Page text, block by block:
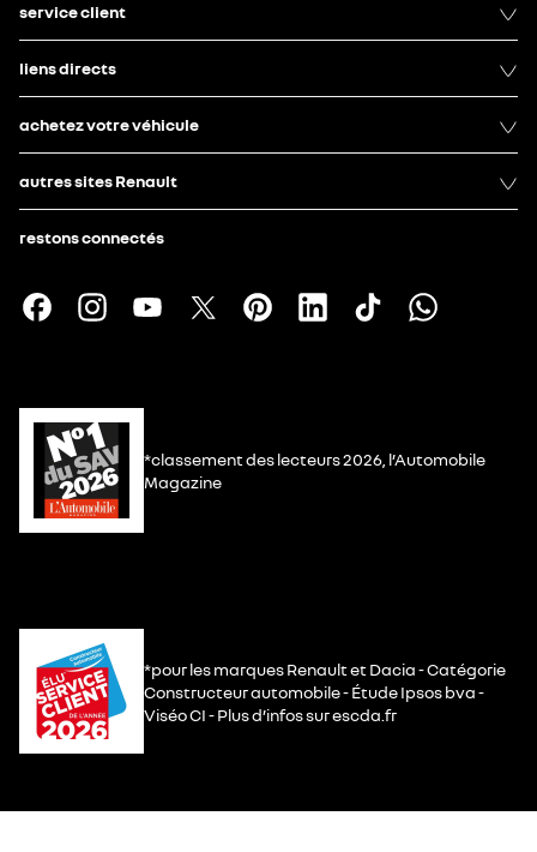
service client
liens directs
achetez votre véhicule
autres sites Renault
restons connectés
*classement des lecteurs 2026, l’Automobile
Magazine
*pour les marques Renault et Dacia - Catégorie
Constructeur automobile - Étude Ipsos bva -
Viséo CI - Plus d’infos sur escda.fr